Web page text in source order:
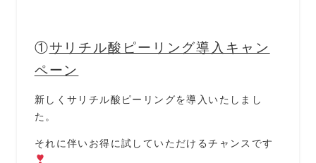
①サリチル酸ピーリング導入キャン
ペーン
新しくサリチル酸ピーリングを導入いたしまし
た。
それに伴いお得に試していただけるチャンスです